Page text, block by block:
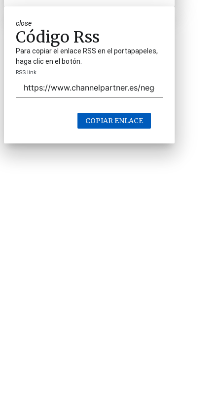
close
Código Rss
Para copiar el enlace RSS en el portapapeles,
haga clic en el botón.
RSS link
COPIAR ENLACE